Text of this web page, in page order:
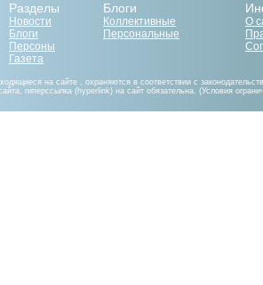
Разделы
Новости
Блоги
Персоны
Газета
Блоги
Коллективные
Персональные
О
на сайте , охраняются в соответствии с
гиперссылка (hyperlink) на сайт обязательна. (Условия